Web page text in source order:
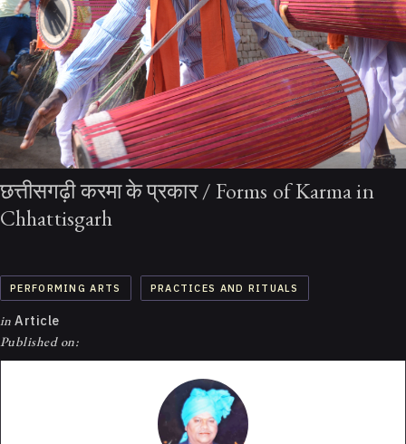
छत्तीसगढ़ी करमा के प्रकार / Forms of Karma in
Chhattisgarh
PERFORMING ARTS PRACTICES AND RITUALS
in Article
Published on: